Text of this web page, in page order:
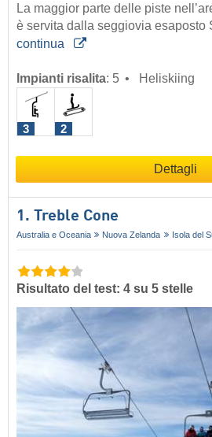
La maggior parte delle piste
è servita dalla seggiovia esaposto
continua
Impianti risalita: 5 Heliskiing
3 2
Dettagli
1. Treble Cone
Australia e Oceania Nuova Zelanda Isola del
Risultato del test: 4 su 5 stelle